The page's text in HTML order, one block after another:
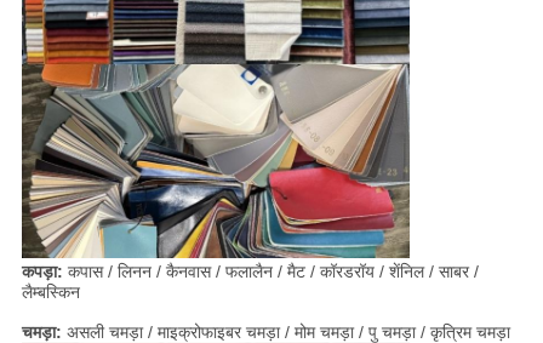
कपड़ा: कपास / लिनन / कैनवास / फलालैन / मैट / कॉरडरॉय / शेंनिल / साबर /
लैम्बस्किन
चमड़ा: असली चमड़ा / माइक्रोफाइबर चमड़ा / मोम चमड़ा / पु चमड़ा / कृत्रिम चमड़ा